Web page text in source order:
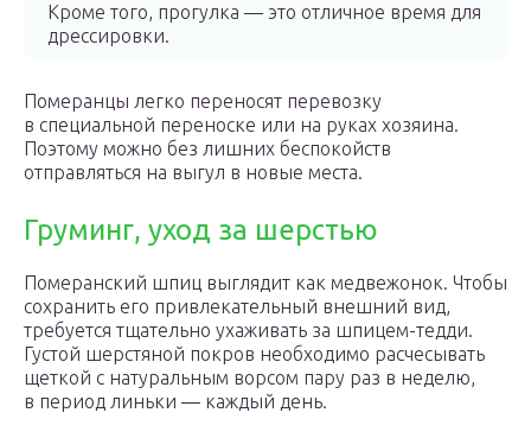
Кроме того, прогулка — это отличное время для
дрессировки.
Померанцы легко переносят перевозку
в специальной переноске или на руках хозяина.
Поэтому можно без лишних беспокойств
отправляться на выгул в новые места.
Груминг, уход за шерстью
Померанский шпиц выглядит как медвежонок. Чтобы
сохранить его привлекательный внешний вид,
требуется тщательно ухаживать за шпицем-тедди.
Густой шерстяной покров необходимо расчесывать
щеткой с натуральным ворсом пару раз в неделю,
в период линьки — каждый день.